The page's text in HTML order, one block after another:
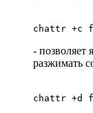
chattr +c
- позволяет
разжимать
chattr +d